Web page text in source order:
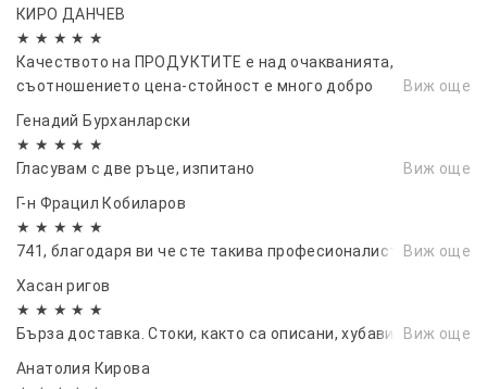
КИРО ДАНЧЕВ
★ ★ ★ ★ ★
Качеството на ПРОДУКТИТЕ е над очакванията,
съотношението цена-стойност е много добро
Виж още
Генадий Бурханларски
★ ★ ★ ★ ★
Гласувам с две ръце, изпитано
Виж още
Г-н Фрацил Кобиларов
★ ★ ★ ★ ★
741, благодаря ви че сте такива професионалисти!Виж още
Хасан ригов
★ ★ ★ ★ ★
Бърза доставка. Стоки, както са описани, хубави цветове
Виж още
Анатолия Кирова